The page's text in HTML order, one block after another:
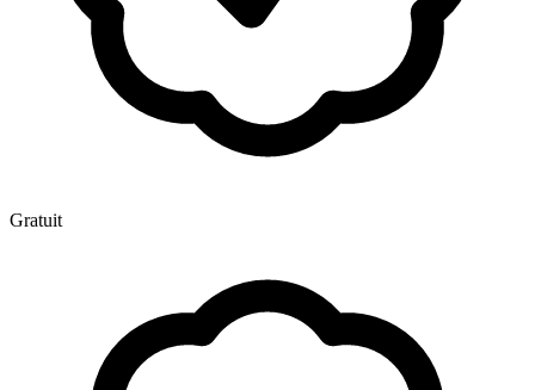
Gratuit